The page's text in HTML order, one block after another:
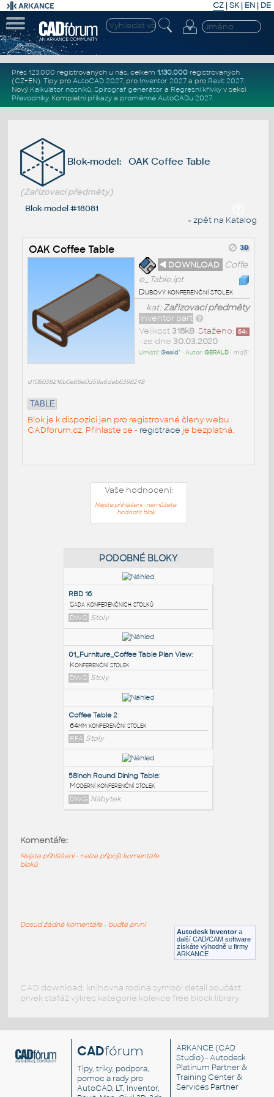
CZ | SK| EN | DE
Přes 123.000 registrovaných u nás, celkem 1.130.000registrovaných
(CZ+EN). Tipy pro AutoCAD 2027, pro Inventor 2027a pro Revit 2027.
Nový Kalkulátor nosníků, Spirograf generátor a Regresní křivkyv sekci
Převodníky. Kompletní příkazya proměnné AutoCADu 2027.
Blok-model: OAK Coffee Table
(Zařizovací předměty)
Blok-model #18081
« zpět na Katalog
OAK Coffee Table
◄ DOWNLOAD
Coffe
e_Table.ipt
Dubový konferenční stolek
kat:Zařizovací předměty
Inventor part
Staženo: 64x
Velikost318kB
• ze dne 30.03.2020
Umístil:Geald^ • Autor:GERALD• md5:
d108038216b0e68e0d59a6deb6398248
TABLE
Blok je k dispozici jen pro registrované členy webu
CADforum.cz. Přihlaste se - registrace je bezplatná.
Vaše hodnocení:
Nejste přihlášeni - nemůžete
hodnotit blok
PODOBNÉ BLOKY
Sada konferenčních stolků
DWG Stoly
01_Furniture_Coffee Table Plan View
Konferenční stolek
DWG Stoly
64mm konferenční stolek
Moderní konferenční stolek
Autodesk Inventor a
další CAD/CAM software
získáte výhodně u firmy
ARKANCE
Komentáře:
Nejste přihlášeni - nelze připojit komentáře
bloků
Dosud žádné komentáře - buďte první
CAD download: knihovna rodina symbol detail součást
prvek stafáž výkres kategorie kolekce free block library
CADfórum
Tipy, triky, podpora,
pomoc a rady pro
AutoCAD, LT, Inventor,
ARKANCE (CAD
Studio) - Autodesk
Platinum Partner &
Training Center &
Services Partner